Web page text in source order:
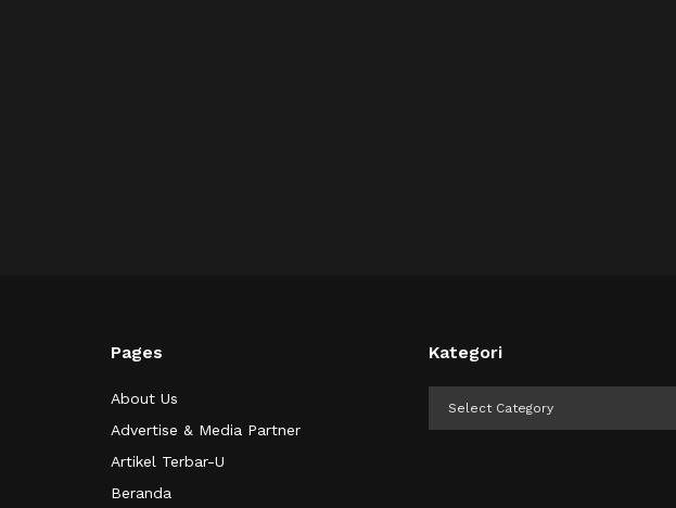
Pages
About Us
Advertise & Media Partner
Artikel Terbar-U
Beranda
Kategori